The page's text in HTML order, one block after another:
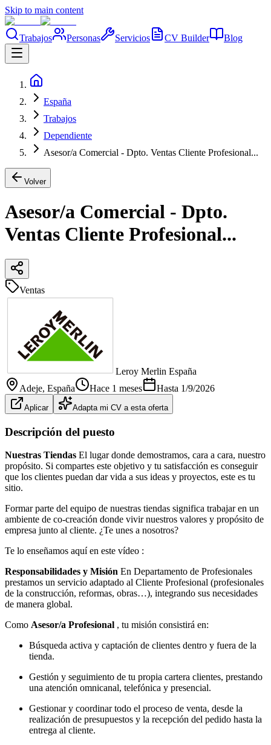
Skip to main content
Trabajos Personas Servicios CV Builder Blog
España
Trabajos
Dependiente
Asesor/a Comercial - Dpto. Ventas Cliente Profesional...
Volver
Asesor/a Comercial - Dpto.
Ventas Cliente Profesional...
Ventas
Leroy Merlin España
Adeje, España Hace 1 meses Hasta 1/9/2026
Aplicar Adapta mi CV a esta oferta
Descripción del puesto
Nuestras Tiendas El lugar donde demostramos, cara a cara, nuestro
propósito. Si compartes este objetivo y tu satisfacción es conseguir
que los clientes puedan dar vida a sus ideas y proyectos, este es tu
sitio.
Formar parte del equipo de nuestras tiendas significa trabajar en un
ambiente de co-creación donde vivir nuestros valores y propósito de
empresa junto al cliente. ¿Te unes a nosotros?
Te lo enseñamos aquí en este vídeo :
Responsabilidades y Misión En Departamento de Profesionales
prestamos un servicio adaptado al Cliente Profesional (profesionales
de la construcción, reformas, obras…), integrando sus necesidades
de manera global.
Como Asesor/a Profesional , tu misión consistirá en:
Búsqueda activa y captación de clientes dentro y fuera de la
tienda.
Gestión y seguimiento de tu propia cartera clientes, prestando
una atención omnicanal, telefónica y presencial.
Gestionar y coordinar todo el proceso de venta, desde la
realización de presupuestos y la recepción del pedido hasta la
entrega al cliente.